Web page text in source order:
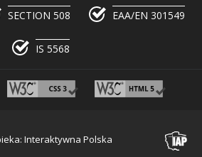
SECTION 508 EAA/EN 301549
IS 5568
Interaktywna Polska